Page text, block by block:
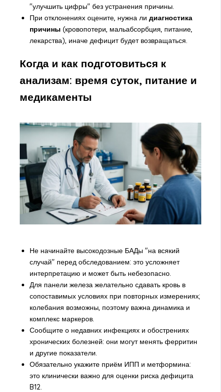
"улучшить цифры" без устранения причины.
При отклонениях оцените, нужна ли диагностика
причины (кровопотери, мальабсорбция, питание,
лекарства), иначе дефицит будет возвращаться.
Когда и как подготовиться к
анализам: время суток, питание и
медикаменты
Не начинайте высокодозные БАДы "на всякий
случай" перед обследованием: это усложняет
интерпретацию и может быть небезопасно.
Для панели железа желательно сдавать кровь в
сопоставимых условиях при повторных измерениях;
колебания возможны, поэтому важна динамика и
комплекс маркеров.
Сообщите о недавних инфекциях и обострениях
хронических болезней: они могут менять ферритин
и другие показатели.
Обязательно укажите приём ИПП и метформина:
это клинически важно для оценки риска дефицита
B12.